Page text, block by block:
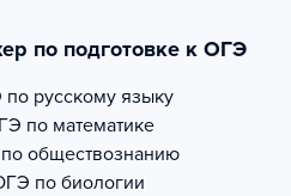
по подготовке к ОГЭ
русскому языку
по математике
обществознанию
по биологии